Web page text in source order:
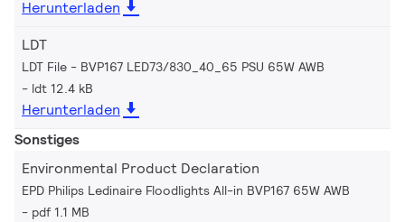
Herunterladen
LDT
LDT File - BVP167 LED73/830_40_65 PSU 65W AWB
ldt 12.4 kB
Herunterladen
Sonstiges
Environmental Product Declaration
EPD Philips Ledinaire Floodlights All-in BVP167 65W AWB
pdf 1.1 MB